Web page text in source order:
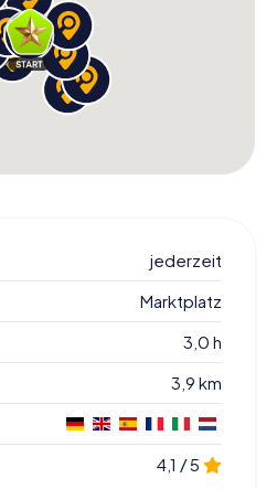
jederzeit
Marktplatz
3,0 h
3,9 km
4,1 / 5